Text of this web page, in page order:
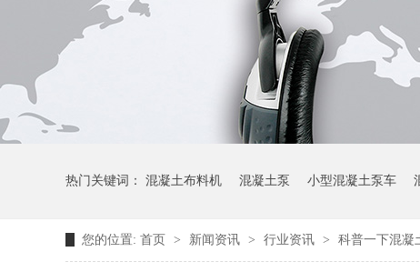
热门关键词： 混凝土布料机 混凝土泵 小型混凝土泵车
您的位置: 首页 > 新闻资讯 > 行业资讯 > 科普一下混凝